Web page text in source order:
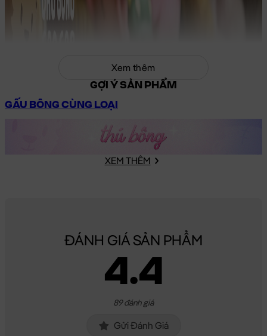
Xem thêm
GỢI Ý SẢN PHẨM
GẤU BÔNG CÙNG LOẠI
XEM THÊM
ĐÁNH GIÁ SẢN PHẨM
4.4
89 đánh giá
Gửi Đánh Giá